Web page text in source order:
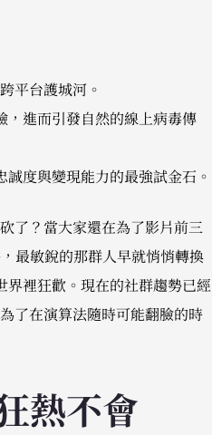
平台護城河。
，進而引發自然的線上病毒傳
度與變現能力的最強試金石。
了？當大家還在為了影片前三
最敏銳的那群人早就悄悄轉換
裡狂歡。現在的社群趨勢已經
在演算法隨時可能翻臉的時
熱不會